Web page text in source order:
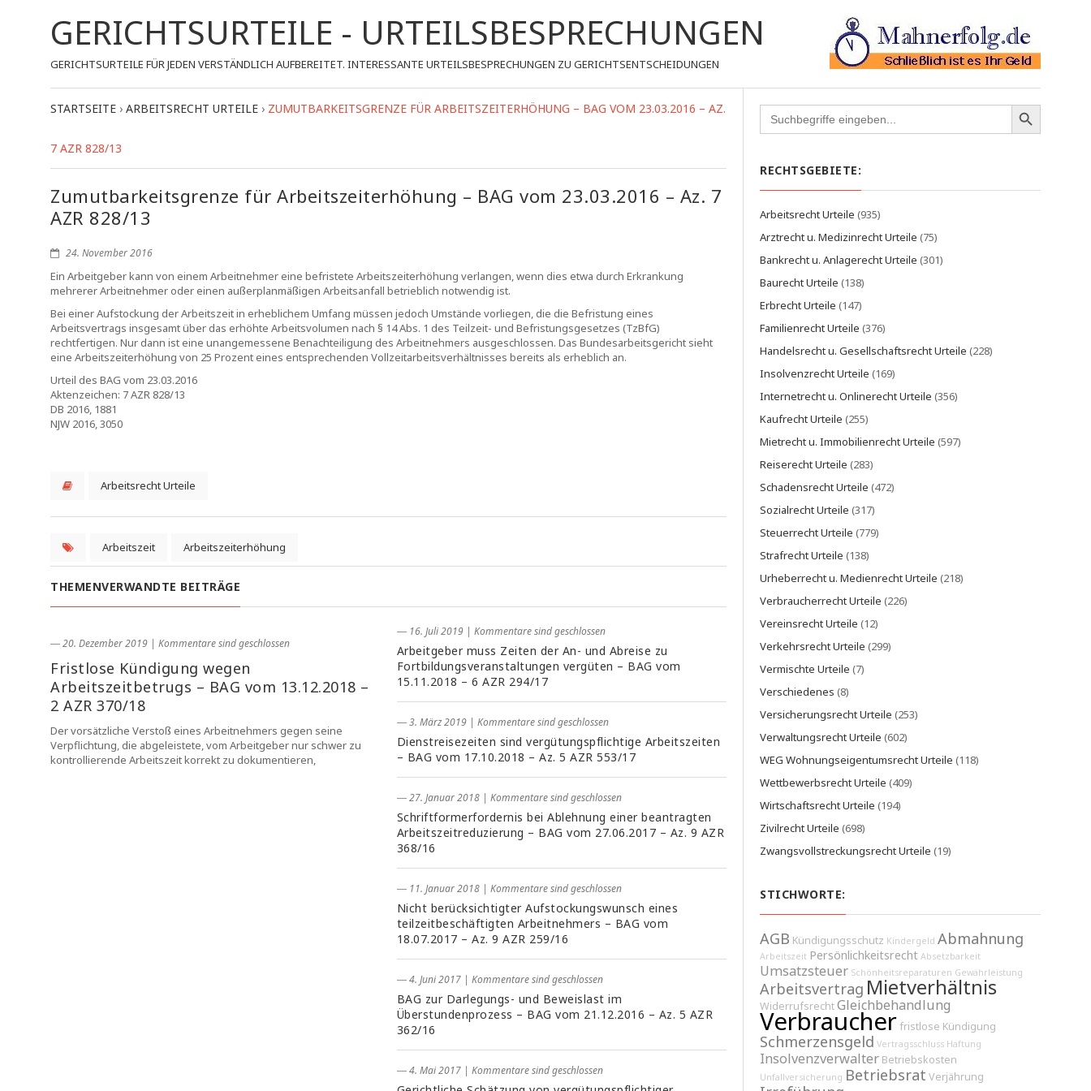
GERICHTSURTEILE - URTEILSBESPRECHUNGEN
GERICHTSURTEILE FÜR JEDEN VERSTÄNDLICH AUFBEREITET. INTERESSANTE URTEILSBESPRECHUNGEN ZU GERICHTSENTSCHEIDUNGEN
STARTSEITE › ARBEITSRECHT URTEILE › ZUMUTBARKEITSGRENZE FÜR ARBEITSZEITERHÖHUNG – BAG VOM 23.03.2016 – AZ.
7 AZR 828/13
Zumutbarkeitsgrenze für Arbeitszeiterhöhung – BAG vom 23.03.2016 – Az. 7
AZR 828/13
24. November 2016
Ein Arbeitgeber kann von einem Arbeitnehmer eine befristete Arbeitszeiterhöhung verlangen, wenn dies etwa durch Erkrankung
mehrerer Arbeitnehmer oder einen außerplanmäßigen Arbeitsanfall betrieblich notwendig ist.
Bei einer Aufstockung der Arbeitszeit in erheblichem Umfang müssen jedoch Umstände vorliegen, die die Befristung eines
Arbeitsvertrags insgesamt über das erhöhte Arbeitsvolumen nach § 14 Abs. 1 des Teilzeit- und Befristungsgesetzes (TzBfG)
rechtfertigen. Nur dann ist eine unangemessene Benachteiligung des Arbeitnehmers ausgeschlossen. Das Bundesarbeitsgericht sieht
eine Arbeitszeiterhöhung von 25 Prozent eines entsprechenden Vollzeitarbeitsverhältnisses bereits als erheblich an.
Urteil des BAG vom 23.03.2016
Aktenzeichen: 7 AZR 828/13
DB 2016, 1881
NJW 2016, 3050
Arbeitsrecht Urteile
Arbeitszeit Arbeitszeiterhöhung
THEMENVERWANDTE BEITRÄGE
― 20. Dezember 2019 | Kommentare sind geschlossen
Fristlose Kündigung wegen
Arbeitszeitbetrugs – BAG vom 13.12.2018 –
2 AZR 370/18
Der vorsätzliche Verstoß eines Arbeitnehmers gegen seine
Verpflichtung, die abgeleistete, vom Arbeitgeber nur schwer zu
kontrollierende Arbeitszeit korrekt zu dokumentieren,
― 16. Juli 2019 | Kommentare sind geschlossen
Arbeitgeber muss Zeiten der An- und Abreise zu
Fortbildungsveranstaltungen vergüten – BAG vom
15.11.2018 – 6 AZR 294/17
― 3. März 2019 | Kommentare sind geschlossen
Dienstreisezeiten sind vergütungspflichtige Arbeitszeiten
– BAG vom 17.10.2018 – Az. 5 AZR 553/17
― 27. Januar 2018 | Kommentare sind geschlossen
Schriftformerfordernis bei Ablehnung einer beantragten
Arbeitszeitreduzierung – BAG vom 27.06.2017 – Az. 9 AZR
368/16
― 11. Januar 2018 | Kommentare sind geschlossen
Nicht berücksichtigter Aufstockungswunsch eines
teilzeitbeschäftigten Arbeitnehmers – BAG vom
18.07.2017 – Az. 9 AZR 259/16
― 4. Juni 2017 | Kommentare sind geschlossen
BAG zur Darlegungs- und Beweislast im
Überstundenprozess – BAG vom 21.12.2016 – Az. 5 AZR
362/16
― 4. Mai 2017 | Kommentare sind geschlossen
Search
for:
RECHTSGEBIETE:
Arbeitsrecht Urteile (935)
Arztrecht u. Medizinrecht Urteile (75)
Bankrecht u. Anlagerecht Urteile (301)
Baurecht Urteile (138)
Erbrecht Urteile (147)
Familienrecht Urteile (376)
Handelsrecht u. Gesellschaftsrecht Urteile (228)
Insolvenzrecht Urteile (169)
Internetrecht u. Onlinerecht Urteile (356)
Kaufrecht Urteile (255)
Mietrecht u. Immobilienrecht Urteile (597)
Reiserecht Urteile (283)
Schadensrecht Urteile (472)
Sozialrecht Urteile (317)
Steuerrecht Urteile (779)
Strafrecht Urteile (138)
Urheberrecht u. Medienrecht Urteile (218)
Verbraucherrecht Urteile (226)
Vereinsrecht Urteile (12)
Verkehrsrecht Urteile (299)
Vermischte Urteile (7)
Verschiedenes (8)
Versicherungsrecht Urteile (253)
Verwaltungsrecht Urteile (602)
WEG Wohnungseigentumsrecht Urteile (118)
Wettbewerbsrecht Urteile (409)
Wirtschaftsrecht Urteile (194)
Zivilrecht Urteile (698)
Zwangsvollstreckungsrecht Urteile (19)
STICHWORTE:
AGB Kündigungsschutz Kindergeld Abmahnung
Arbeitszeit Persönlichkeitsrecht Absetzbarkeit
Umsatzsteuer Schönheitsreparaturen Gewährleistung
Arbeitsvertrag Mietverhältnis
WiderrufsrechtGleichbehandlung
Verbraucher fristlose Kündigung
Schmerzensgeld Vertragsschluss Haftung
Insolvenzverwalter Betriebskosten
Unfallversicherung Betriebsrat Verjährung